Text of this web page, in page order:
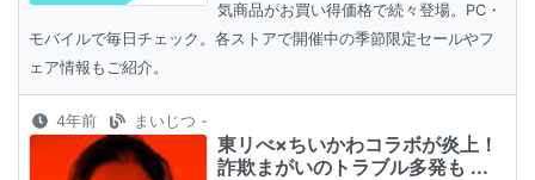
気商品がお買い得価格で続々登場。PC・
モバイルで毎日チェック。各ストアで開催中の季節限定セールやフ
ェア情報もご紹介。
4年前 まいじつ -
東リべ×ちいかわコラボが炎上！
詐欺まがいのトラブル多発も ...